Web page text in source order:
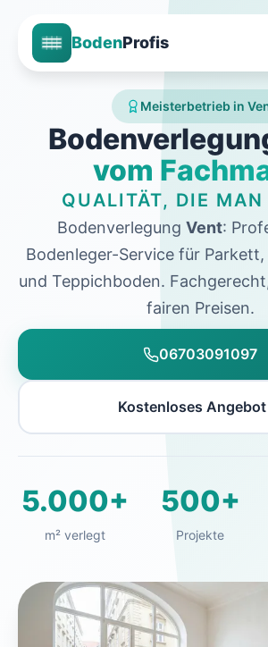
BodenProfis
Meisterbetrieb in
vom
QUALITÄT, DIE MAN
Bodenverlegung Vent:
Bodenleger-Service für
und Teppichboden.
fairen Preisen.
06703091097
Kostenloses Angebot
5.000+
m² verlegt
500+
Projekte